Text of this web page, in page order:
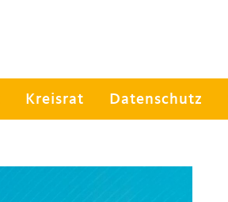
Kreisrat Datenschutz